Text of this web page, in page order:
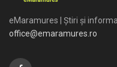
eMaramures | Știri și
office@emaramures.ro